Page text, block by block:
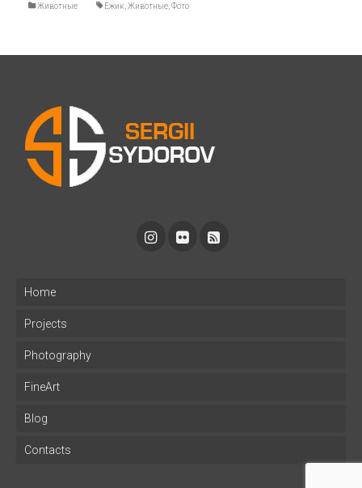
Животные Ежик,Животные,Фото
Home
Projects
Photography
FineArt
Blog
Contacts